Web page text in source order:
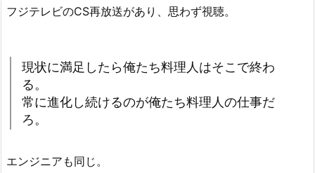
フジテレビのCS再放送があり、思わず視聴。
現状に満足したら俺たち料理人はそこで終わ
る。
常に進化し続けるのが俺たち料理人の仕事だ
ろ。
エンジニアも同じ。